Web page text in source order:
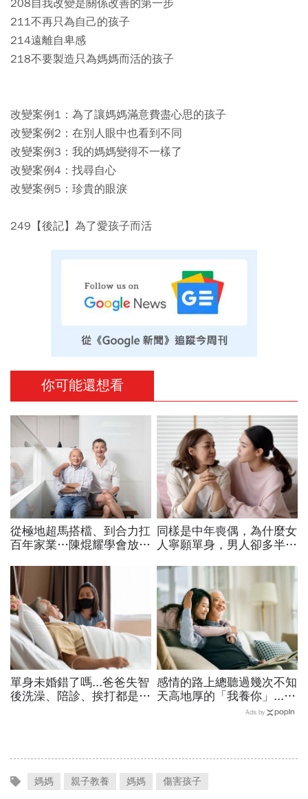
208自我改變是關係改善的第一步
211不再只為自己的孩子
214遠離自卑感
218不要製造只為媽媽而活的孩子
改變案例1：為了讓媽媽滿意費盡心思的孩子
改變案例2：在別人眼中也看到不同
改變案例3：我的媽媽變得不一樣了
改變案例4：找尋自心
改變案例5：珍貴的眼淚
249【後記】為了愛孩子而活
你可能還想看
從極地超馬搭檔、到合力扛
百年家業…陳焜耀學會放
線！一窺合隆毛廠接班學
同樣是中年喪偶，為什麼女
人寧願單身，男人卻多半再
單身未婚錯了嗎...爸爸失智
後洗澡、陪診、挨打都是
感情的路上總聽過幾次不知
天高地厚的「我養你」....
但長大後我才明白，只有爸
Ads by
媽媽 親子教養 媽媽 傷害孩子